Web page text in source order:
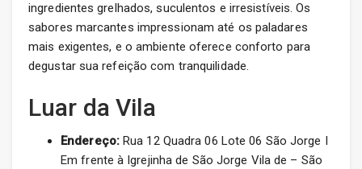
ingredientes grelhados, suculentos e irresistíveis. Os
sabores marcantes impressionam até os paladares
mais exigentes, e o ambiente oferece conforto para
degustar sua refeição com tranquilidade.
Luar da Vila
Endereço:Rua 12 Quadra 06 Lote 06 São Jorge I
Em frente à Igrejinha de São Jorge Vila de – São